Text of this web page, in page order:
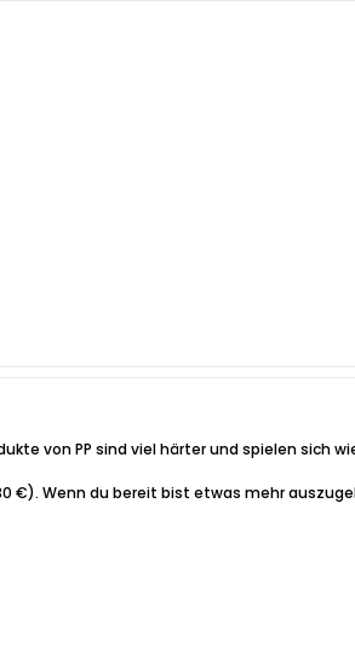
von PP sind viel härter und spielen sich
€). Wenn du bereit bist etwas mehr